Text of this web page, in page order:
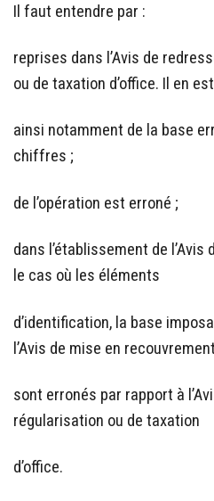
Il faut entendre par :
reprises dans l’Avis de
ou de taxation d’office. Il en est
ainsi notamment de la base
chiffres ;
de l’opération est erroné ;
dans l’établissement de
le cas où les éléments
d’identification, la base
l’Avis de mise en recouvrement
sont erronés par rapport à
régularisation ou de taxation
d’office.